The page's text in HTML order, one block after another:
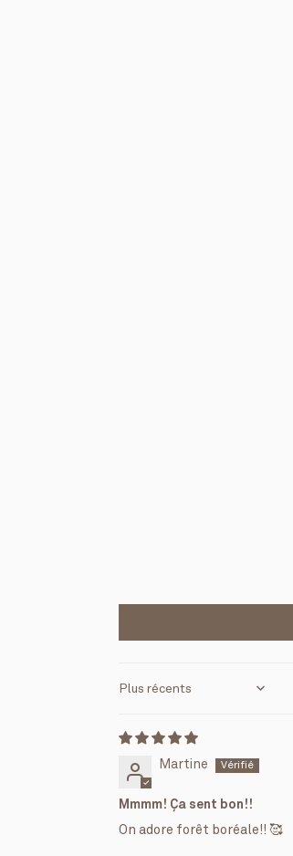
Sort by
Martine
Mmmm! Ça sent bon!!
On adore forêt boréale!! 🥰